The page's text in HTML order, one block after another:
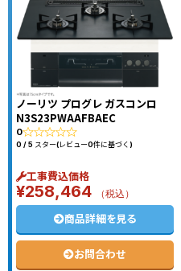
ノーリツ プログレ ガスコンロ
N3S23PWAAFBAEC
0
0 / 5 スター(レビュー0件に基づく)
工事費込価格
¥258,464 （税込）
商品詳細を見る
お問合わせ